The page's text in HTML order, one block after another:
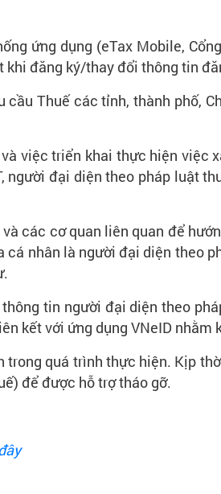
ứng dụng (eTax Mobile,
đăng ký/thay đổi thông tin
Thuế các tỉnh, thành phố,
việc triển khai thực hiện
người đại diện theo pháp luật
các cơ quan liên quan để
nhân là người đại diện theo
tin người đại diện theo
kết với ứng dụng VNeID
quá trình thực hiện. Kịp
để được hỗ trợ tháo gỡ.